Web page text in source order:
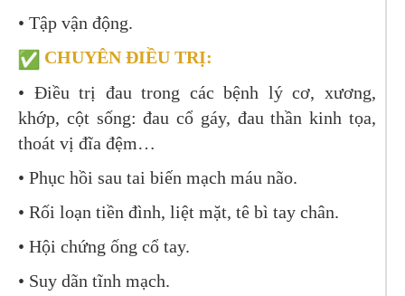
• Tập vận động.
CHUYÊN ĐIỀU TRỊ:
• Điều trị đau trong các bệnh lý cơ, xương,
khớp, cột sống: đau cổ gáy, đau thần kinh tọa,
thoát vị đĩa đệm…
• Phục hồi sau tai biến mạch máu não.
• Rối loạn tiền đình, liệt mặt, tê bì tay chân.
• Hội chứng ống cổ tay.
• Suy dãn tĩnh mạch.